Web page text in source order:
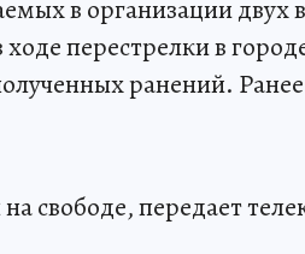
в организации двух
перестрелки в
ранений.
свободе, передает